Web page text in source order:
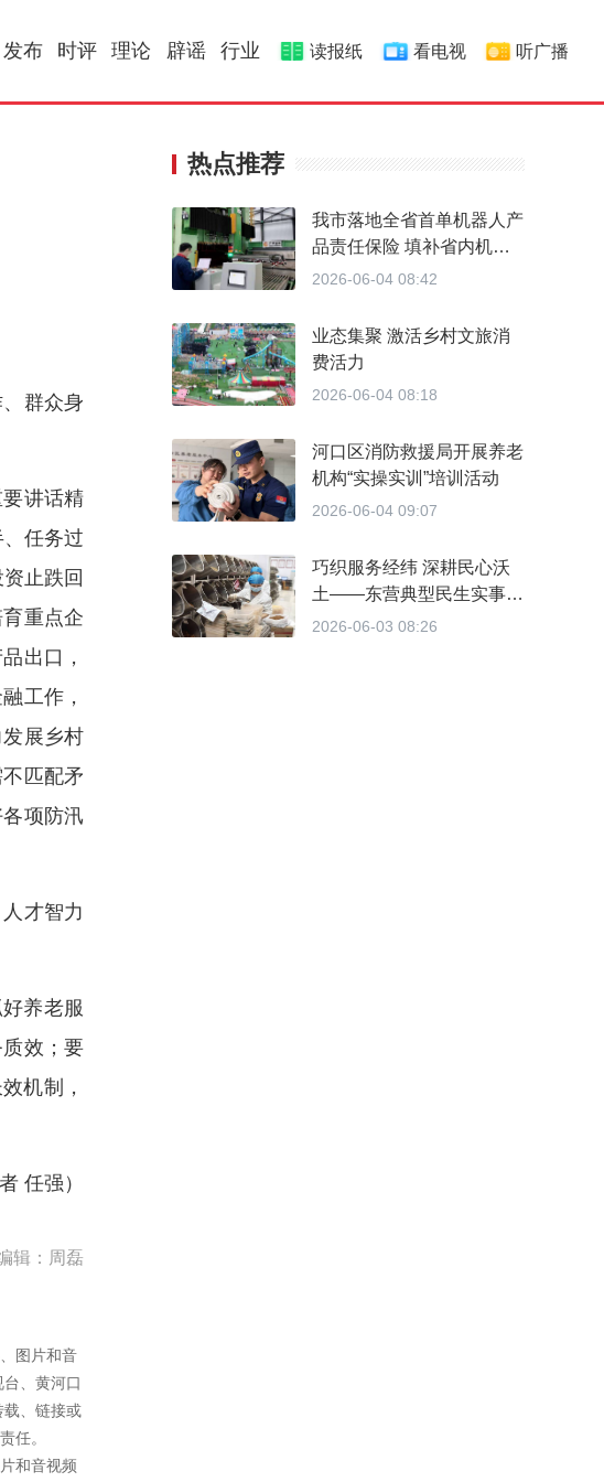
发布 时评 理论 辟谣 行业 读报纸 看电视 听广播
群众身
讲话精
任务过
止跌回
重点企
出口，
工作，
展乡村
匹配矛
项防汛
才智力
养老服
效；要
机制，
强）
辑：周磊
图片和音
、黄河口
载、链接或
任。
和音视频
热点推荐
我市落地全省首单机器人产
品责任保险 填补省内机器
人商用运营专属保险服务的
2026-06-04 08:42
业态集聚 激活乡村文旅消
费活力
2026-06-04 08:18
河口区消防救援局开展养老
机构“实操实训”培训活动
2026-06-04 09:07
巧织服务经纬 深耕民心沃
土——东营典型民生实事项
目行进式采访纪实
2026-06-03 08:26